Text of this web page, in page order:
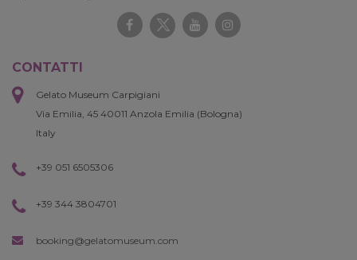
CONTATTI
Gelato Museum Carpigiani
Via Emilia, 45 40011 Anzola Emilia (Bologna)
Italy
+39 051 6505306
+39 344 3804701
booking@gelatomuseum.com